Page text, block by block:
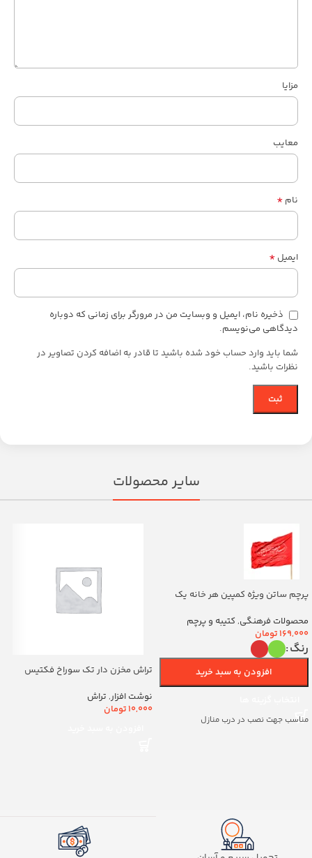
مزایا
معایب
نام *
ایمیل *
ذخیره نام، ایمیل و وبسایت من در مرورگر برای زمانی که دوباره
دیدگاهی می‌نویسم.
شما باید وارد حساب خود شده باشید تا قادر به اضافه کردن تصاویر در
نظرات باشید.
سایر محصولات
پرچم ساتن ویژه کمپین هر خانه یک
(700263)vمحصولات فرهنگی, کتیبه و پرچم
169,000تومان
رنگ
افزودن به سبد خرید
مناسب جهت نصب در درب منازل
تراش مخزن دار تک سوراخ فکتیس
نوشت افزار, تراش
10,000تومان